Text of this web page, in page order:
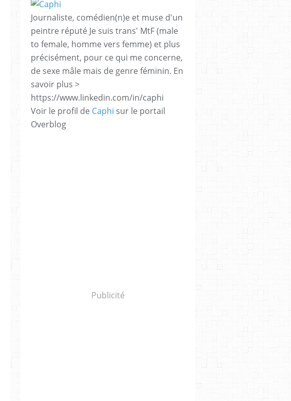
Journaliste, comédien(n)e et muse d'un
peintre réputé Je suis trans' MtF (male
to female, homme vers femme) et plus
précisément, pour ce qui me concerne,
de sexe mâle mais de genre féminin. En
savoir plus >
https://www.linkedin.com/in/caphi
Voir le profil de Caphi sur le portail
Overblog
Publicité